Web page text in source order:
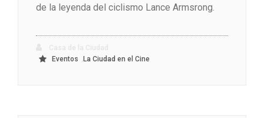
de la leyenda del ciclismo Lance Armsrong.
Eventos
La Ciudad en el Cine